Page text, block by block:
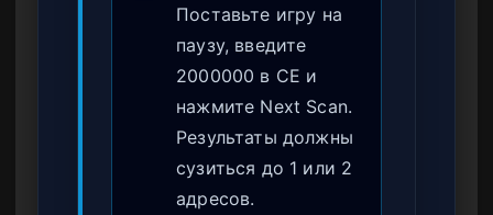
Поставьте игру на
паузу, введите
2000000 в CE и
нажмите Next Scan.
Результаты должны
сузиться до 1 или 2
адресов.